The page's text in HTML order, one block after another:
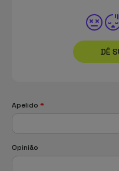
DÊ
Apelido *
Opinião